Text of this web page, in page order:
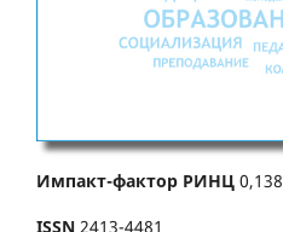
Импакт-фактор РИНЦ 0,138
ISSN 2413-4481